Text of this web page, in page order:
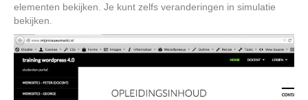
elementen bekijken. Je kunt zelfs veranderingen in simulatie
bekijken.